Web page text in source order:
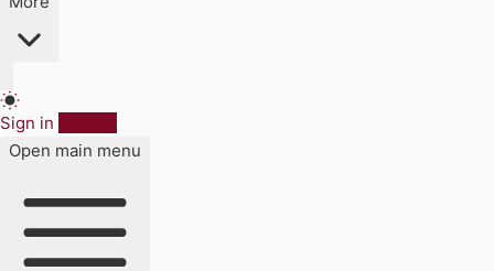
Sign in
Open main menu